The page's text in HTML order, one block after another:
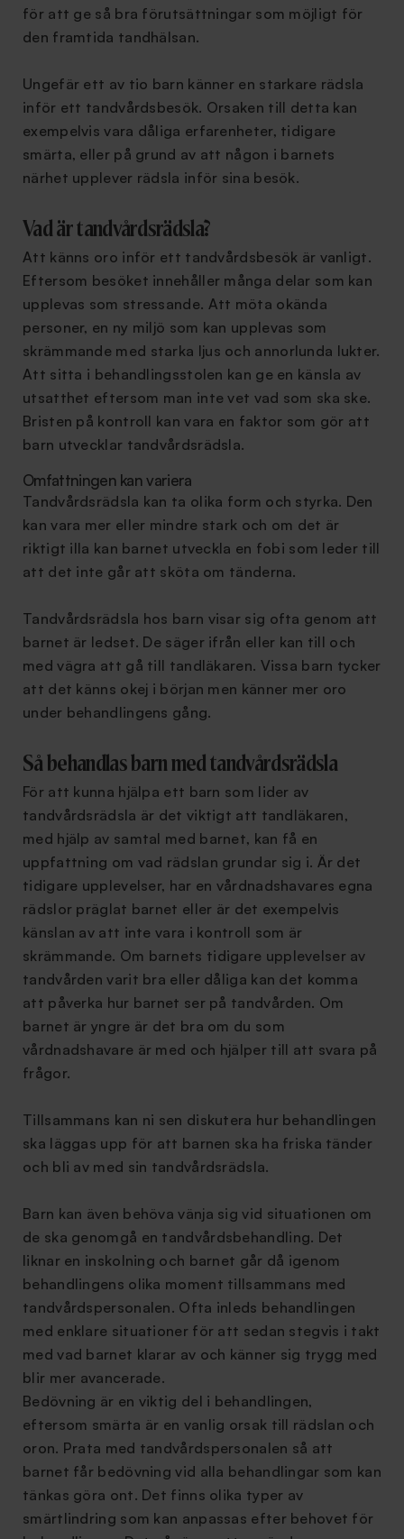
för att ge så bra förutsättningar som möjligt för
den framtida tandhälsan.
Ungefär ett av tio barn känner en starkare rädsla
inför ett tandvårdsbesök. Orsaken till detta kan
exempelvis vara dåliga erfarenheter, tidigare
smärta, eller på grund av att någon i barnets
närhet upplever rädsla inför sina besök.
Vad är tandvårdsrädsla?
Att känns oro inför ett tandvårdsbesök är vanligt.
Eftersom besöket innehåller många delar som kan
upplevas som stressande. Att möta okända
personer, en ny miljö som kan upplevas som
skrämmande med starka ljus och annorlunda lukter.
Att sitta i behandlingsstolen kan ge en känsla av
utsatthet eftersom man inte vet vad som ska ske.
Bristen på kontroll kan vara en faktor som gör att
barn utvecklar tandvårdsrädsla.
Omfattningen kan variera
Tandvårdsrädsla kan ta olika form och styrka. Den
kan vara mer eller mindre stark och om det är
riktigt illa kan barnet utveckla en fobi som leder till
att det inte går att sköta om tänderna.
Tandvårdsrädsla hos barn visar sig ofta genom att
barnet är ledset. De säger ifrån eller kan till och
med vägra att gå till tandläkaren. Vissa barn tycker
att det känns okej i början men känner mer oro
under behandlingens gång.
Så behandlas barn med tandvårdsrädsla
För att kunna hjälpa ett barn som lider av
tandvårdsrädsla är det viktigt att tandläkaren,
med hjälp av samtal med barnet, kan få en
uppfattning om vad rädslan grundar sig i. Är det
tidigare upplevelser, har en vårdnadshavares egna
rädslor präglat barnet eller är det exempelvis
känslan av att inte vara i kontroll som är
skrämmande. Om barnets tidigare upplevelser av
tandvården varit bra eller dåliga kan det komma
att påverka hur barnet ser på tandvården. Om
barnet är yngre är det bra om du som
vårdnadshavare är med och hjälper till att svara på
frågor.
Tillsammans kan ni sen diskutera hur behandlingen
ska läggas upp för att barnen ska ha friska tänder
och bli av med sin tandvårdsrädsla.
Barn kan även behöva vänja sig vid situationen om
de ska genomgå en tandvårdsbehandling. Det
liknar en inskolning och barnet går då igenom
behandlingens olika moment tillsammans med
tandvårdspersonalen. Ofta inleds behandlingen
med enklare situationer för att sedan stegvis i takt
med vad barnet klarar av och känner sig trygg med
blir mer avancerade.
Bedövning är en viktig del i behandlingen,
eftersom smärta är en vanlig orsak till rädslan och
oron. Prata med tandvårdspersonalen så att
barnet får bedövning vid alla behandlingar som kan
tänkas göra ont. Det finns olika typer av
smärtlindring som kan anpassas efter behovet för